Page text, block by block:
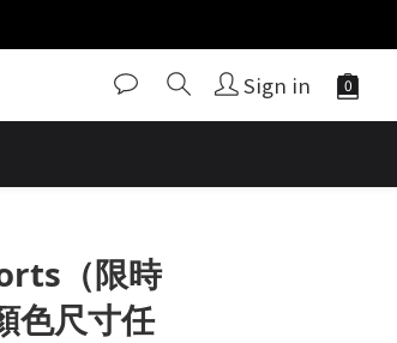
Sign in
（限時
色尺寸任